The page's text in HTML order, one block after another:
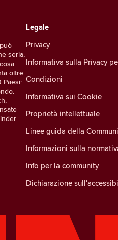
seria,
oltre
Paesi:
Legale
Privacy
Informativa sulla Privacy
Condizioni
Informativa sui Cookie
Proprietà intellettuale
Linee guida della
Informazioni sulla
Info per la community
Dichiarazione